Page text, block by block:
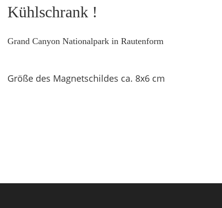
Kühlschrank !
Grand Canyon Nationalpark in Rautenform
Größe des Magnetschildes ca. 8x6 cm